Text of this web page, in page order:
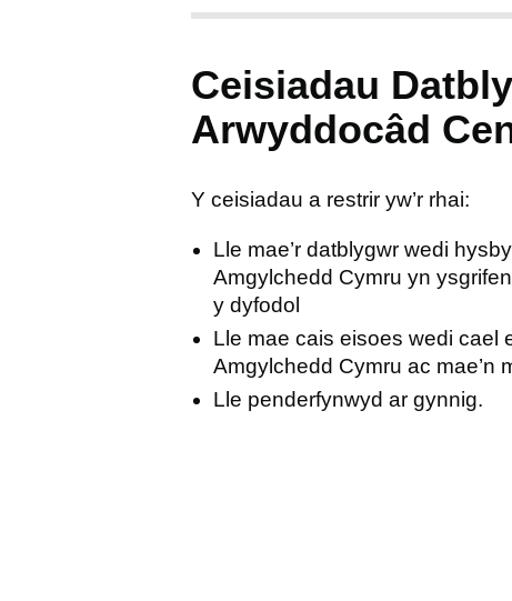
Ceisiadau
Arwyddocâd
Y ceisiadau a restrir yw’r rhai:
Lle mae’r datblygwr wedi
Amgylchedd Cymru yn
y dyfodol
Lle mae cais eisoes wedi cael
Amgylchedd Cymru ac mae’n
Lle penderfynwyd ar gynnig.